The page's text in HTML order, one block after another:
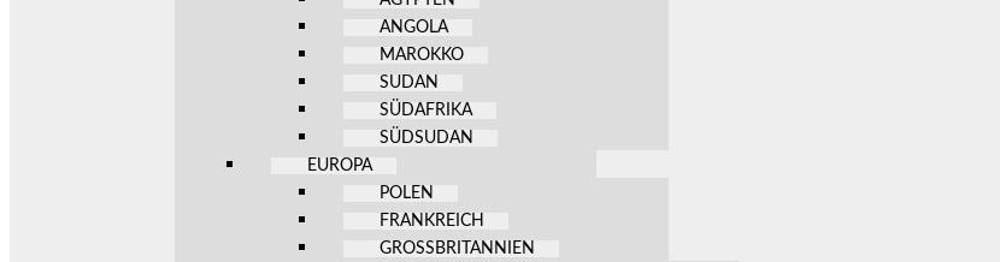
ANGOLA
MAROKKO
SUDAN
SÜDAFRIKA
SÜDSUDAN
EUROPA
POLEN
FRANKREICH
GROSSBRITANNIEN